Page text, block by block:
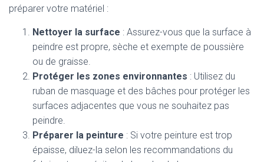
préparer votre matériel :
Nettoyer la surface : Assurez-vous que la surface à
peindre est propre, sèche et exempte de poussière
ou de graisse.
Protéger les zones environnantes : Utilisez du
ruban de masquage et des bâches pour protéger les
surfaces adjacentes que vous ne souhaitez pas
peindre.
Préparer la peinture : Si votre peinture est trop
épaisse, diluez-la selon les recommandations du